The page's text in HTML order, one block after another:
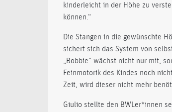
kinderleicht in der Höhe zu
können.“
Die Stangen in die gewünschte
sichert sich das System von
„Bobbie“ wächst nicht nur mit,
Feinmotorik des Kindes noch
Zeit, wird dieser nicht mehr
Giulio stellte den BWLer*innen